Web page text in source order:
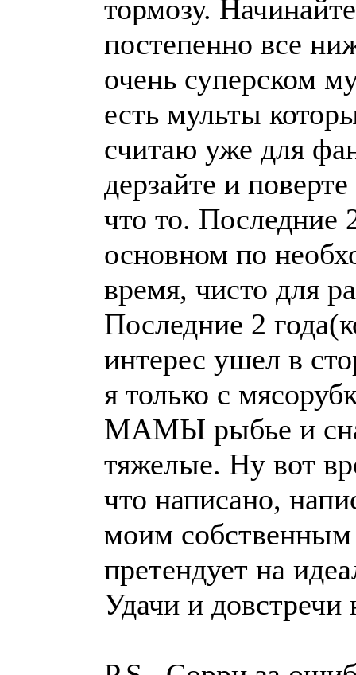
тормозу.
постепенно все
очень суперском
есть мульты
считаю уже для
дерзайте и
что то. Последние
основном по
время, чисто для
Последние 2
интерес ушел в
я только с
МАМЫ рыбье и
тяжелые. Ну вот
что написано,
моим собственным
претендует на
Удачи и довстречи